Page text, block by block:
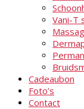
Vani-T
Cadeaubon
Foto’s
Contact